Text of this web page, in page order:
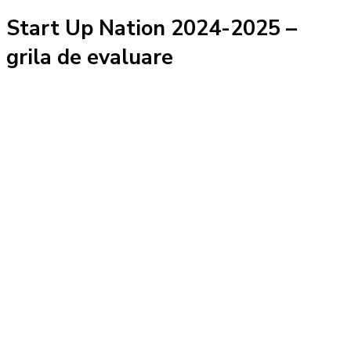
Start Up Nation 2024-2025 –
grila de evaluare